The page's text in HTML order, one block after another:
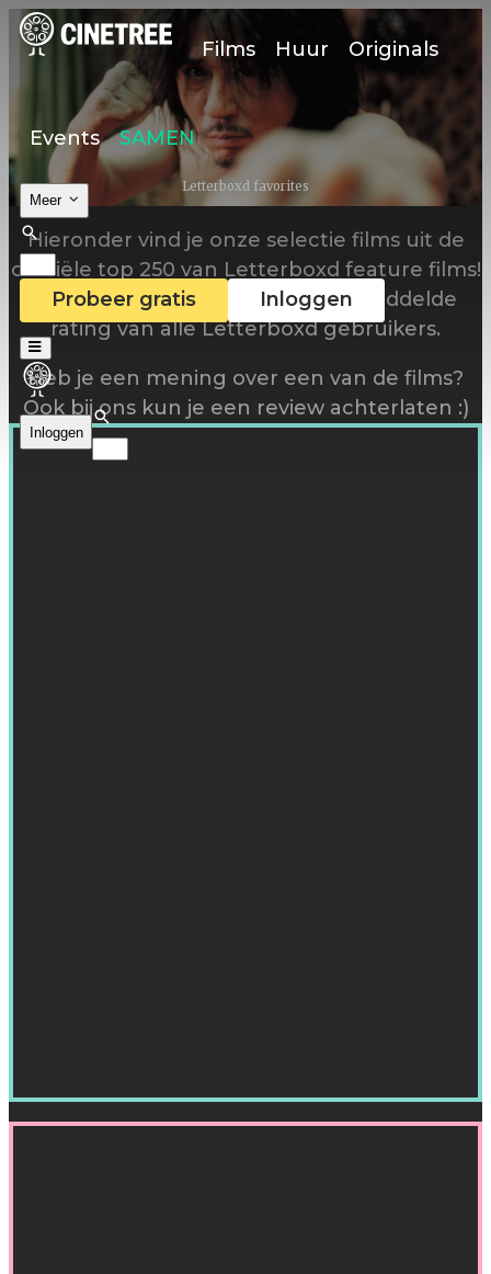
Films Huur Originals
Events SAMEN
Meer
Probeer gratis Inloggen
Inloggen
Letterboxd favorites
Hieronder vind je onze selectie films uit de
officiële top 250 van Letterboxd feature films!
Deze lijst is gebaseerd op de gemiddelde
rating van alle Letterboxd gebruikers.
Heb je een mening over een van de films?
Ook bij ons kun je een review achterlaten :)